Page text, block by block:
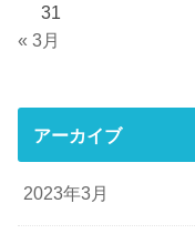
31
« 3月
アーカイブ
2023年3月